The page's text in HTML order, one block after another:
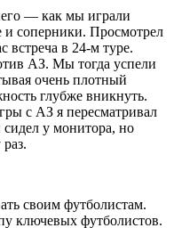
— как мы играли
соперники. Просмотрел
встреча в 24-м туре.
АЗ. Мы тогда успели
очень плотный
глубже вникнуть.
с АЗ я пересматривал
сидел у монитора, но
своим футболистам.
ключевых футболистов.